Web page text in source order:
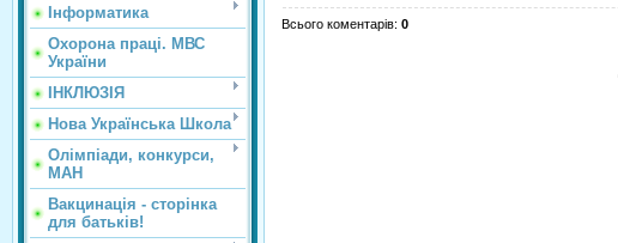
Інформатика
Охорона праці. МВС
України
ІНКЛЮЗІЯ
Нова Українська Школа
Олімпіади, конкурси,
МАН
Вакцинація - сторінка
для батьків!
Всього коментарів: 0